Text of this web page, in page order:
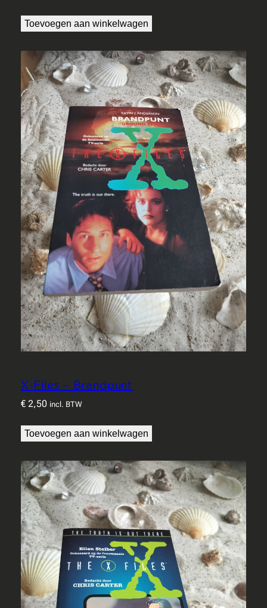
Toevoegen aan winkelwagen
X-Files – Brandpunt
€2,50 incl. BTW
Toevoegen aan winkelwagen